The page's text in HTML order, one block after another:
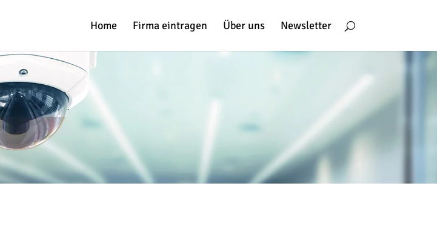
Home Firma eintragen Über uns Newsletter